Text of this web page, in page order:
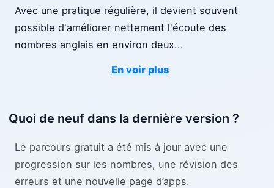
Avec une pratique régulière, il devient souvent
possible d'améliorer nettement l'écoute des
nombres anglais en environ deux...
En voir plus
Quoi de neuf dans la dernière version ?
Le parcours gratuit a été mis à jour avec une
progression sur les nombres, une révision des
erreurs et une nouvelle page d’apps.